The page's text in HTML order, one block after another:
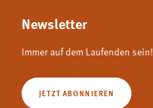
Newsletter
Immer auf dem Laufenden sein!
JETZT ABONNIEREN